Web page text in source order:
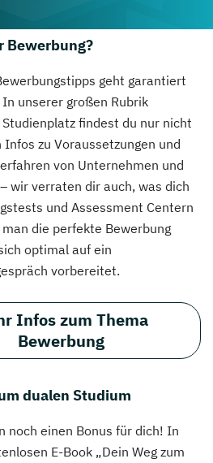
Bewerbung?
geht garantiert
unserer großen Rubrik
Studienplatz findest du nur nicht
zu Voraussetzungen und
von Unternehmen und
wir verraten dir auch, was dich
und Assessment Centern
die perfekte Bewerbung
optimal auf ein
vorbereitet.
Infos zum Thema
Bewerbung
dualen Studium
noch einen Bonus für dich! In
E-Book „Dein Weg zum